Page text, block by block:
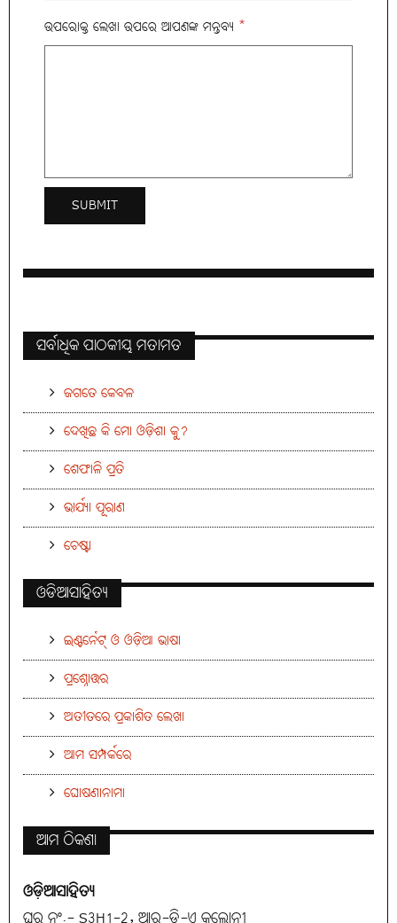
ଉପରୋକ୍ତ ଲେଖା ଉପରେ ଆପଣଙ୍କ ମନ୍ତବ୍ୟ *
ସର୍ବାଧିକ ପାଠକୀୟ ମତାମତ
ଜଗତେ କେବଳ
ଦେଖିଛ କି ମୋ ଓଡ଼ିଶା କୁ?
ଶେଫାଳି ପ୍ରତି
ଭାର୍ଯ୍ୟା ପୂରାଣ
ଚେଷ୍ଟା
ଓଡିଆସାହିତ୍ୟ
ଇଣ୍ଟର୍ନେଟ୍ ଓ ଓଡ଼ିଆ ଭାଷା
ପ୍ରଶ୍ନୋତ୍ତର
ଅତୀତରେ ପ୍ରକାଶିତ ଲେଖା
ଆମ ସମ୍ପର୍କରେ
ଘୋଷଣାନାମା
ଆମ ଠିକଣା
ଓଡ଼ିଆସାହିତ୍ୟ